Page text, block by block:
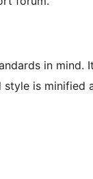
in mind.